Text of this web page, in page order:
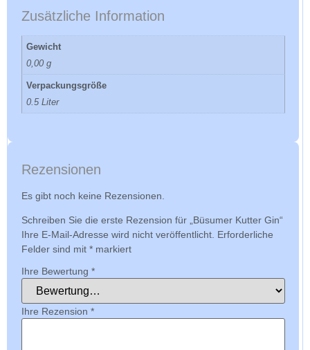
Zusätzliche Information
Gewicht
0,00 g
Verpackungsgröße
0.5 Liter
Rezensionen
Es gibt noch keine Rezensionen.
Schreiben Sie die erste Rezension für „Büsumer Kutter Gin“
Ihre E-Mail-Adresse wird nicht veröffentlicht. Erforderliche
Felder sind mit * markiert
Ihre Bewertung *
Ihre Rezension *